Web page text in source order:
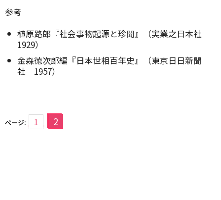
参考
植原路郎『社会事物起源と珍聞』（実業之日本社
1929）
金森徳次郎編『日本世相百年史』（東京日日新聞
社 1957）
ページ: 1 2